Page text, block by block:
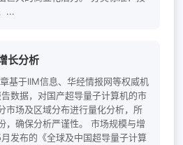
...
长分析
基于IIM信息、华经情报网等权威机
数据，对国产超导量子计算机的市
市场及区域分布进行量化分析，所
，确保分析严谨性。 市场规模与增
发布的《全球及中国超导量子计算